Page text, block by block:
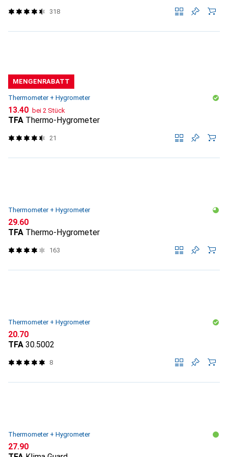
318
MENGENRABATT
Thermometer + Hygrometer
CHF
13.40 bei 2 Stück
TFA Thermo-Hygrometer
21
Thermometer + Hygrometer
CHF
29.60
TFA Thermo-Hygrometer
163
Thermometer + Hygrometer
CHF
20.70
TFA 30.5002
8
Thermometer + Hygrometer
CHF
27.90